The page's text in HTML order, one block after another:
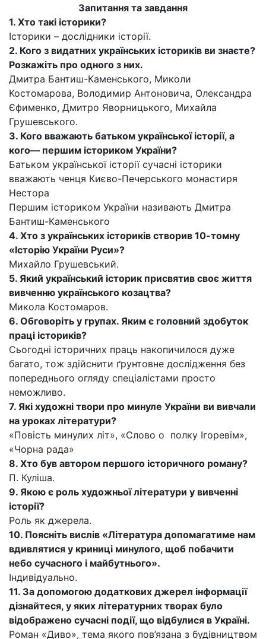
Запитання та завдання
1. Хто такі історики?
Історики – дослідники історії.
2. Кого з видатних українських істориків ви знаєте?
Розкажіть про одного з них.
Дмитра Бантиш-Каменського, Миколи
Костомарова, Володимир Антоновича, Олександра
Єфименко, Дмитро Яворницького, Михайла
Грушевського.
3. Кого вважають батьком української історії, а
кого— першим істориком України?
Батьком української історії сучасні історики
вважають ченця Києво-Печерського монастиря
Нестора
Першим істориком України називають Дмитра
Бантиш-Каменського
4. Хто з українських істориків створив 10-томну
«Історію України Руси»?
Михайло Грушевський.
5. Який український історик присвятив своє життя
вивченню українського козацтва?
Микола Костомаров.
6. Обговоріть у групах. Яким є головний здобуток
праці істориків?
Сьогодні історичних праць накопичилося дуже
багато, тож здійснити ґрунтовне дослідження без
попереднього огляду спеціалістами просто
неможливо.
7. Які художні твори про минуле України ви вивчали
на уроках літератури?
«Повість минулих літ», «Слово о полку Ігоревім»,
«Чорна рада»
8. Хто був автором першого історичного роману?
П. Куліша.
9. Якою є роль художньої літератури у вивченні
історії?
Роль як джерела.
10. Поясніть вислів «Література допомагатиме нам
вдивлятися у криниці минулого, щоб побачити
небо сучасного і майбутнього».
Індивідуально.
11. За допомогою додаткових джерел інформації
дізнайтеся, у яких літературних творах було
відображено сучасні події, що відбулися в Україні.
Роман «Диво», тема якого пов’язана з будівництвом